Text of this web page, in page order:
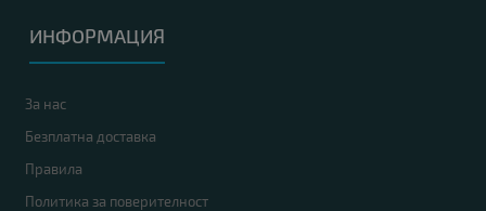
ИНФОРМАЦИЯ
За нас
Безплатна доставка
Правила
Политика за поверителност